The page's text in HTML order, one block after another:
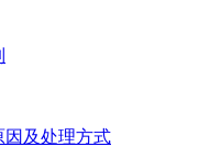
因及处理方式